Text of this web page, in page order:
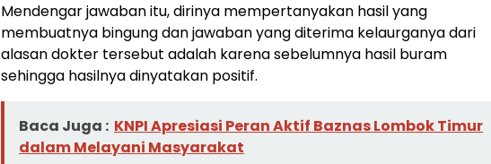
Mendengar jawaban itu, dirinya mempertanyakan hasil yang
membuatnya bingung dan jawaban yang diterima kelaurganya dari
alasan dokter tersebut adalah karena sebelumnya hasil buram
sehingga hasilnya dinyatakan positif.
Baca Juga : KNPI Apresiasi Peran Aktif Baznas Lombok Timur
dalam Melayani Masyarakat